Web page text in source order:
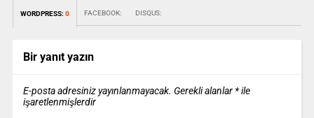
WORDPRESS: 0 FACEBOOK: DISQUS:
Bir yanıt yazın
E-posta adresiniz yayınlanmayacak. Gerekli alanlar *ile
işaretlenmişlerdir